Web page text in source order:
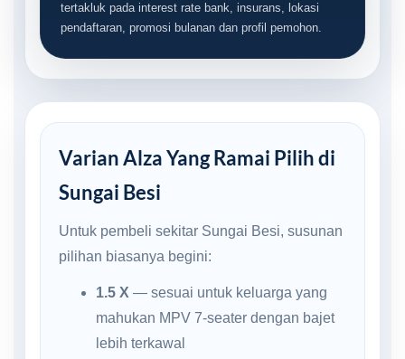
tertakluk pada interest rate bank, insurans, lokasi
pendaftaran, promosi bulanan dan profil pemohon.
Varian Alza Yang Ramai Pilih di
Sungai Besi
Untuk pembeli sekitar Sungai Besi, susunan
pilihan biasanya begini:
1.5 X — sesuai untuk keluarga yang
mahukan MPV 7-seater dengan bajet
lebih terkawal